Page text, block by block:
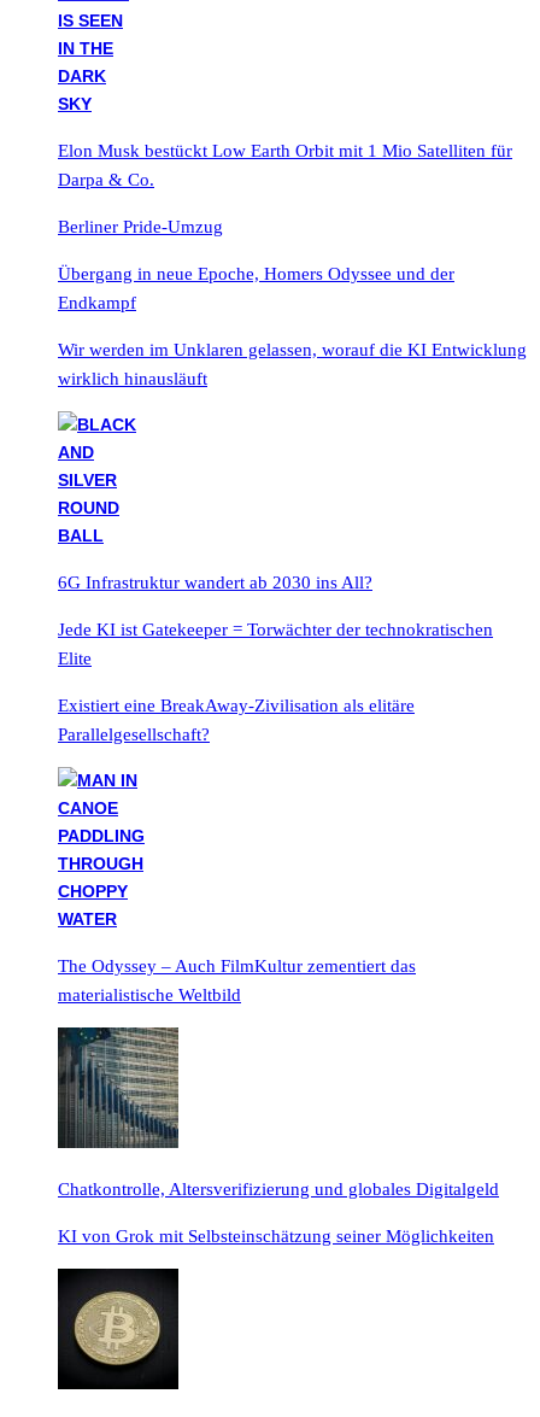
Elon Musk bestückt Low Earth Orbit mit 1 Mio Satelliten für
Darpa & Co.
Berliner Pride-Umzug
Übergang in neue Epoche, Homers Odyssee und der
Endkampf
Wir werden im Unklaren gelassen, worauf die KI Entwicklung
wirklich hinausläuft
6G Infrastruktur wandert ab 2030 ins All?
Jede KI ist Gatekeeper = Torwächter der technokratischen
Elite
Existiert eine BreakAway-Zivilisation als elitäre
Parallelgesellschaft?
The Odyssey – Auch FilmKultur zementiert das
materialistische Weltbild
Chatkontrolle, Altersverifizierung und globales Digitalgeld
KI von Grok mit Selbsteinschätzung seiner Möglichkeiten